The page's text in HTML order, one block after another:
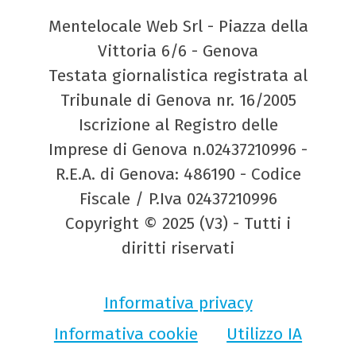
Mentelocale Web Srl - Piazza della
Vittoria 6/6 - Genova
Testata giornalistica registrata al
Tribunale di Genova nr. 16/2005
Iscrizione al Registro delle
Imprese di Genova n.02437210996 -
R.E.A. di Genova: 486190 - Codice
Fiscale / P.Iva 02437210996
Copyright © 2025 (V3) - Tutti i
diritti riservati
Informativa privacy
Informativa cookie
Utilizzo IA